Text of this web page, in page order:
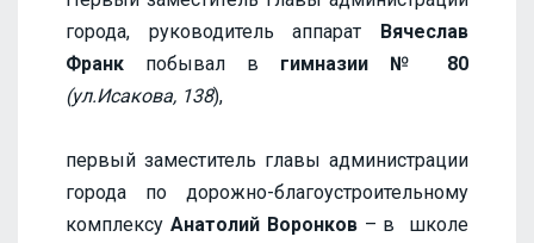
города, руководитель аппарат Вячеслав
Франк побывал в гимназии № 80
(ул.Исакова, 138),
первый заместитель главы администрации
города по дорожно-благоустроительному
комплексу Анатолий Воронков– в школе